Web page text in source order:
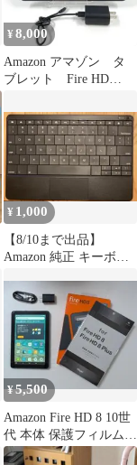
¥ 8,000
Amazon アマゾン タ
ブレット Fire HD
¥ 1,000
【8/10まで出品】
Amazon 純正 キーボー
¥5,500
Amazon Fire HD 8 10世
代 本体 保護フィルム付
き